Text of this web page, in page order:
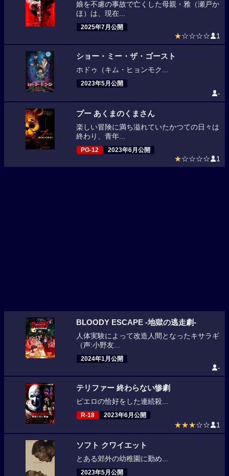
娘を不慮の事故で亡くした母親・雅（瀬戸か
ほ）は、現在...
2025年7月公開
★☆☆☆☆ 1
ショー・ミー・ザ・ゴースト
ホドゥ（キム・ヒョンモク...
2023年5月公開
-
プー あくまのくまさん
楽しい冒険に満ち溢れていたかつての日々は
終わり、青年...
PG-12 2023年6月公開
★☆☆☆☆ 1
BLOODY ESCAPE ‐地獄の逃走劇‐
人体実験によって改造人間となったキサラギ
（声:小野友...
2024年1月公開
-
テリファー 終わらない惨劇
ピエロの恰好をした連続殺...
R-18 2023年6月公開
★★★☆☆ 1
ソフト クワイエット
とある郊外の幼稚園に勤め...
2023年5月公開